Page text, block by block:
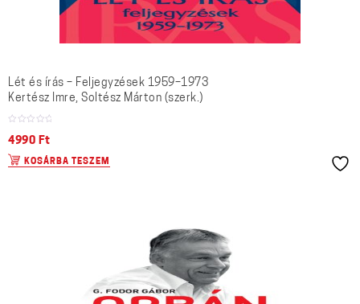
Lét és írás – Feljegyzések 1959–1973
Kertész Imre, Soltész Márton (szerk.)
4990 Ft
KOSÁRBA TESZEM